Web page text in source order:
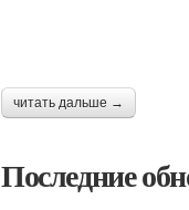
читать дальше →
Последние